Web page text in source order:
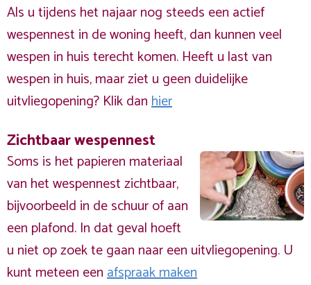
Als u tijdens het najaar nog steeds een actief
wespennest in de woning heeft, dan kunnen veel
wespen in huis terecht komen. Heeft u last van
wespen in huis, maar ziet u geen duidelijke
uitvliegopening? Klik danhier
Zichtbaar wespennest
Soms is het papieren materiaal
van het wespennest zichtbaar,
bijvoorbeeld in de schuur of aan
een plafond. In dat geval hoeft
u niet op zoek te gaan naar een uitvliegopening. U
kunt meteen eenafspraak maken